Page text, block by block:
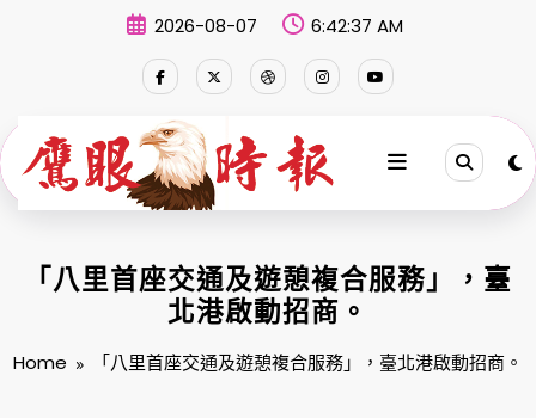
2026-08-07 6:42:37 AM
「八里首座交通及遊憩複合服務」，臺
北港啟動招商。
Home 「八里首座交通及遊憩複合服務」，臺北港啟動招商。